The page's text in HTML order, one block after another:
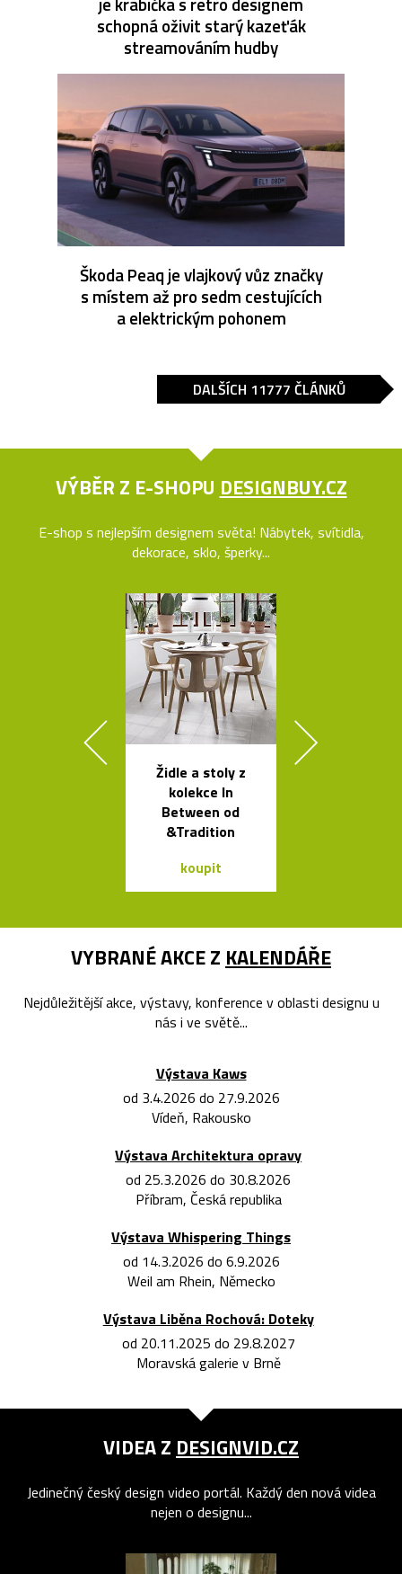
schopná oživit starý kazeťák
streamováním hudby
Škoda Peaq je vlajkový vůz značky
s místem až pro sedm cestujících
a elektrickým pohonem
DALŠÍCH 11777 ČLÁNKŮ
VÝBĚR Z E-SHOPU DESIGNBUY.CZ
E-shop s nejlepším designem světa! Nábytek, svítidla,
dekorace, sklo, šperky...
Židle a stoly z
kolekce In
Between od
&Tradition
koupit
VYBRANÉ AKCE Z KALENDÁŘE
Nejdůležitější akce, výstavy, konference v oblasti designu u
nás i ve světě...
Výstava Kaws
od 3.4.2026 do 27.9.2026
Vídeň, Rakousko
Výstava Architektura opravy
od 25.3.2026 do 30.8.2026
Příbram, Česká republika
Výstava Whispering Things
od 14.3.2026 do 6.9.2026
Weil am Rhein, Německo
Výstava Liběna Rochová: Doteky
od 20.11.2025 do 29.8.2027
Moravská galerie v Brně
VIDEA Z DESIGNVID.CZ
Jedinečný český design video portál. Každý den nová videa
nejen o designu...